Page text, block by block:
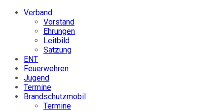
Verband
Vorstand
Ehrungen
Leitbild
Satzung
ENT
Feuerwehren
Jugend
Termine
Brandschutzmobil
Termine